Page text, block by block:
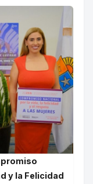
y la Felicidad